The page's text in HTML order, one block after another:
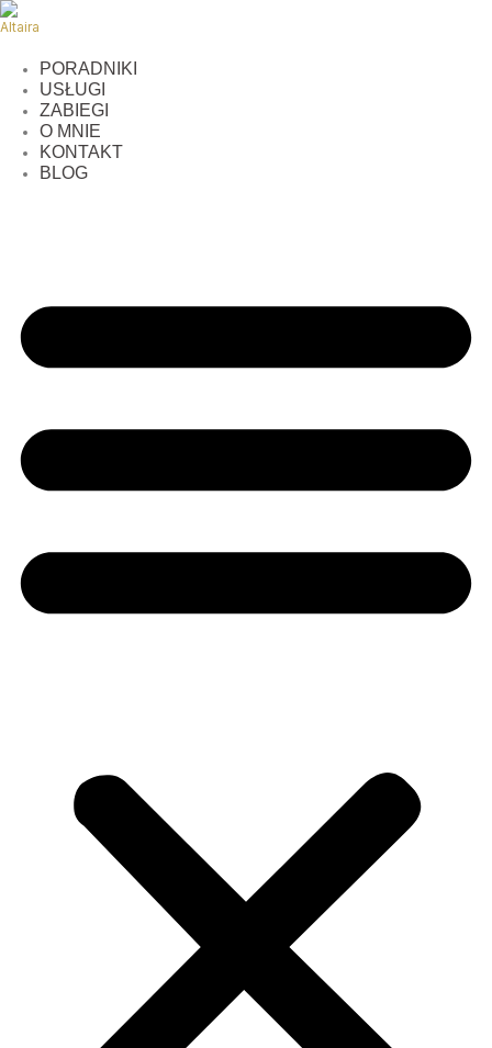
Przejdź
do
PORADNIKI
USŁUGI
ZABIEGI
O MNIE
KONTAKT
BLOG